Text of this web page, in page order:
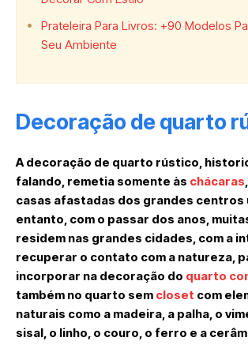
Prateleira Para Livros: +90 Modelos
Seu Ambiente
Decoração de quarto
A decoração de quarto rústico,
falando, remetia somente às chácaras
casas afastadas dos grandes centros
entanto, com o passar dos anos,
residem nas grandes cidades, com a
recuperar o contato com a natureza,
incorporar na decoração do quarto
também no quarto sem closet com
naturais como a madeira, a palha, o
sisal, o linho, o couro, o ferro e a